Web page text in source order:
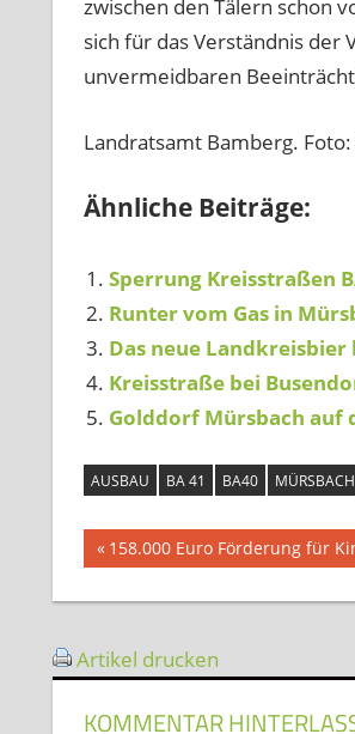
zwischen den Tälern schon
sich für das Verständnis
unvermeidbaren
Landratsamt Bamberg.
Ähnliche Beiträge:
Sperrung Kreisstraßen
Runter vom Gas in
Das neue
Kreisstraße bei
Golddorf Mürsbach auf
AUSBAU BA 41 BA40 MÜRSBACH
Vorheriger
Beitrag:
158.000 Euro Förderung für
Artikel drucken
KOMMENTAR